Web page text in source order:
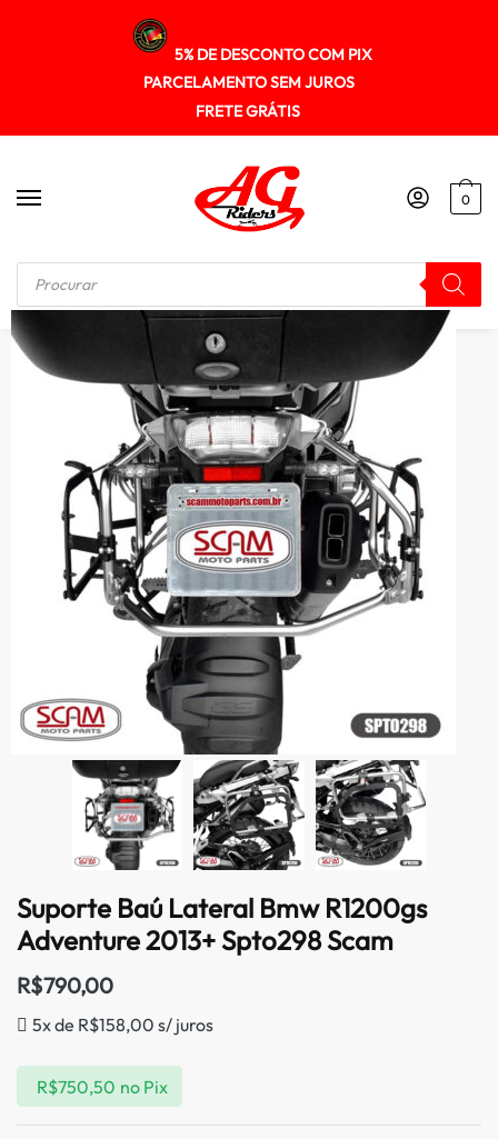
5% DE DESCONTO COM PIX
PARCELAMENTO SEM JUROS
FRETE GRÁTIS
0
Início / SUPORTE DE BAU Suporte Baú Lateral Bmw R1200gs Adventure 2013+ Spto298 Scam
Suporte Baú Lateral Bmw R1200gs
Adventure 2013+ Spto298 Scam
R$790,00
5x de R$158,00 s/ juros
R$750,50 no Pix